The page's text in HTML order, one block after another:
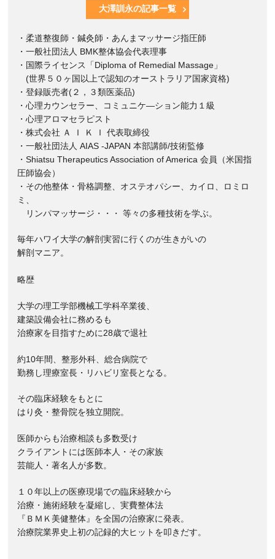
大澤訓永の記事一覧
・柔道整復師・鍼灸師・あんまマッサージ指圧師
・一般社団法人 BMK整体協会代表理事
・国際ライセンス「Diploma of Remedial Massage」
(世界５０ヶ国以上で認知のオーストラリア国家資格)
・登録販売者(２，３類医薬品)
・心理カウンセラー、コミュニケ―ション能力１級
・心理アロマセラピスト
・株式会社 Ａ Ｉ Ｋ Ｉ 代表取締役
・一般社団法人 AIAS -JAPAN 本部講師/技術監修
・Shiatsu Therapeutics Association of America 会員（米国指
圧師協会）
・その他整体・骨格調整、オステオパシー、カイロ、ロミロ
ミ、
リンパマッサージ・・・ 等々の多種技術を学ぶ。
毎年ハワイ大学の解剖実習に行くのが生きがいの
解剖マニア。
略歴
大学の理工学部機械工学科卒業後、
建築設備会社に務めるも
治療家を目指すために28歳で退社
約10年間、整形外科、総合病院で
勤務し理療室長・リハビリ室長となる。
その臨床経験をもとに
はり灸・整骨院を独立開院。
医師からも治療相談も多数受け
クライアントには医師本人・その家族
芸能人・著名人が多数。
１０年以上の医療現場での臨床経験から
治療・施術経験を凝縮し、実費整体法
『ＢＭＫ美健整体』を全国の治療家に発表。
治療院業界史上初の記録的大ヒットを叩きだす。